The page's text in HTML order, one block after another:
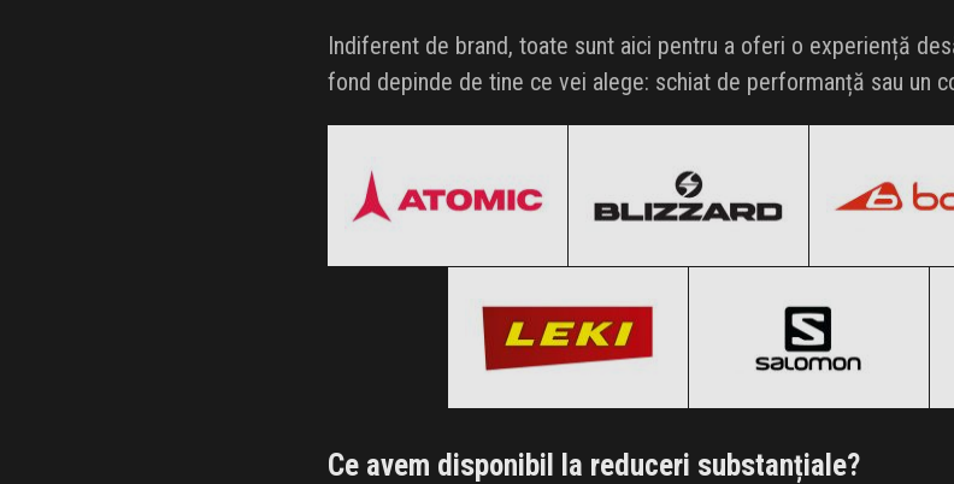
Indiferent de brand, toate sunt aici pentru a oferi o experiență
fond depinde de tine ce vei alege: schiat de performanță sau un
Clic și Vezi Ofertele! Clic și Vezi Ofertele! Clic și Vezi
Clic și Vezi Ofertele! Clic și Vezi Ofertele!
Ce avem disponibil la reduceri substanțiale?